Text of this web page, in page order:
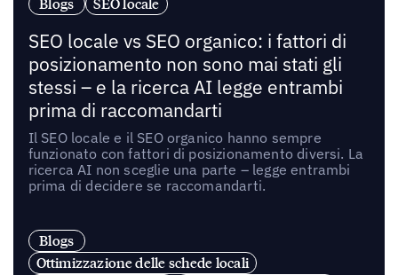
Blogs SEO locale
SEO locale vs SEO organico: i fattori di
posizionamento non sono mai stati gli
stessi – e la ricerca AI legge entrambi
prima di raccomandarti
Il SEO locale e il SEO organico hanno sempre
funzionato con fattori di posizionamento diversi. La
ricerca AI non sceglie una parte – legge entrambi
prima di decidere se raccomandarti.
Blogs
Ottimizzazione delle schede locali